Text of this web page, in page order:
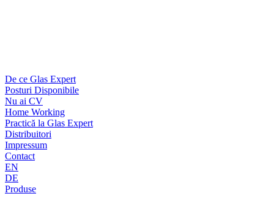
De ce Glas Expert
Posturi Disponibile
Nu ai CV
Home Working
Practică la Glas Expert
Distribuitori
Impressum
Contact
EN
DE
Produse